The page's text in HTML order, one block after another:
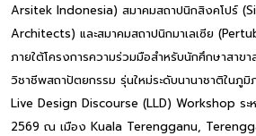
Arsitek Indonesia) สมาคมสถาปนิกสิงคโปร์
Architects) และสมาคมสถาปนิกมาเลเซีย
ภายใต้โครงการความร่วมมือสำหรับนักศึกษาสาข
วิชาชีพสถาปัตยกรรม รุ่นใหม่ระดับนานาชาติในภูมิ
Live Design Discourse (LLD) Workshop ระ
2569 ณ เมือง Kuala Terengganu,